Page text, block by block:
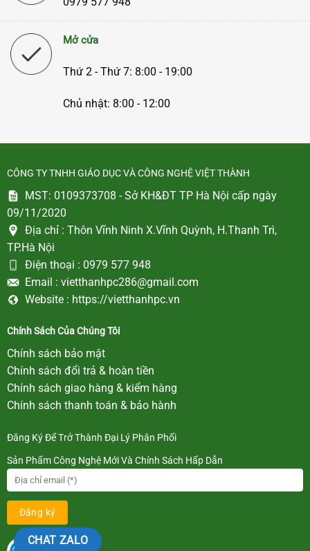
Mở cửa
Thứ 2 - Thứ 7: 8:00 - 19:00
Chủ nhật: 8:00 - 12:00
CÔNG TY TNHH GIÁO DỤC VÀ CÔNG NGHỆ VIỆT THÀNH
MST: 0109373708 - Sở KH&ĐT TP Hà Nội cấp ngày
09/11/2020
Địa chỉ : Thôn Vĩnh Ninh X.Vĩnh Quỳnh, H.Thanh Trì,
TP.Hà Nội
Điện thoại : 0979 577 948
Email : vietthanhpc286@gmail.com
Website : https://vietthanhpc.vn
Chính Sách Của Chúng Tôi
Chính sách bảo mật
Chính sách đổi trả & hoàn tiền
Chính sách giao hàng & kiểm hàng
Chính sách thanh toán & bảo hành
Đăng Ký Để Trở Thành Đại Lý Phân Phối
Sản Phẩm Công Nghệ Mới Và Chính Sách Hấp Dẫn
CHAT ZALO